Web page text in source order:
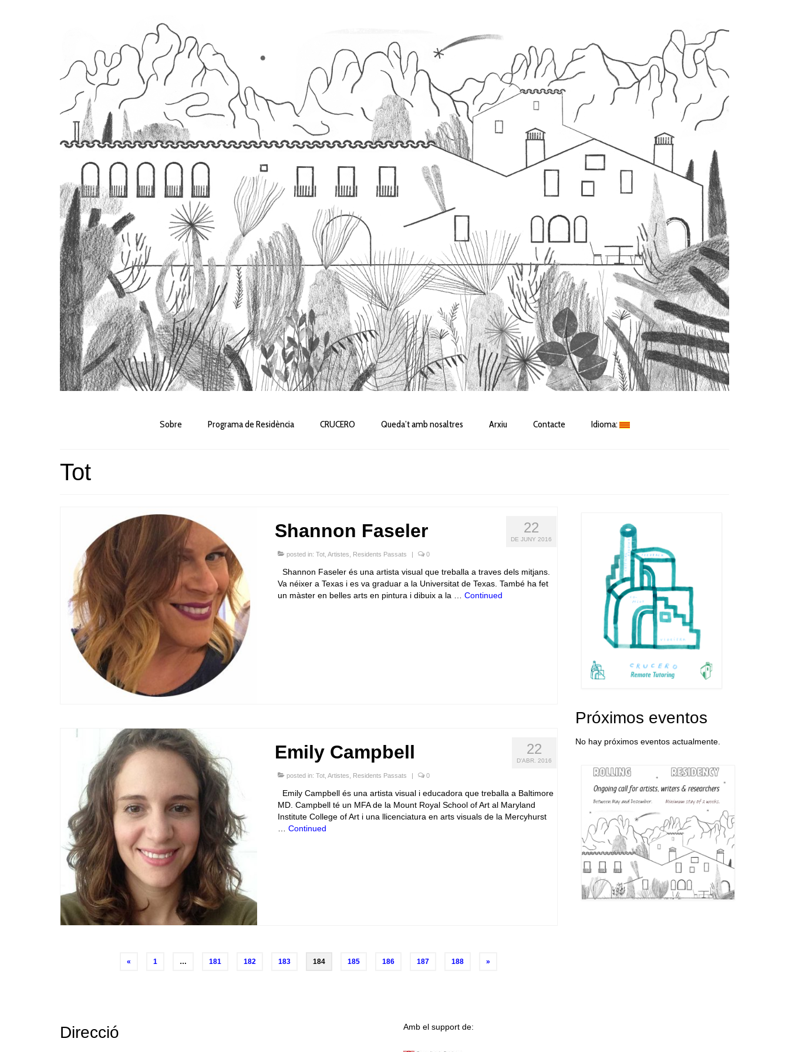
Sobre Programa de Residència CRUCERO Queda’t amb nosaltres Arxiu Contacte Idioma:
Tot
22
DE JUNY 2016
Shannon Faseler
posted in: Tot, Artistes Residents Passats 0
Shannon Faseler és una artista visual que treballa a traves dels mitjans.
Va néixer a Texas i es va graduar a la Universitat de Texas. També ha fet
un màster en belles arts en pintura i dibuix a la … Continued
22
D'ABR. 2016
Emily Campbell
posted in: Tot, Artistes Residents Passats | 0
Emily Campbell és una artista visual i educadora que treballa a Baltimore
MD. Campbell té un MFA de la Mount Royal School of Art al Maryland
Institute College of Art i una llicenciatura en arts visuals de la Mercyhurst
Continued
« 1 … 181 182 183 184 185 186 187 188 »
Próximos eventos
No hay próximos eventos actualmente.
Direcció Amb el support de: